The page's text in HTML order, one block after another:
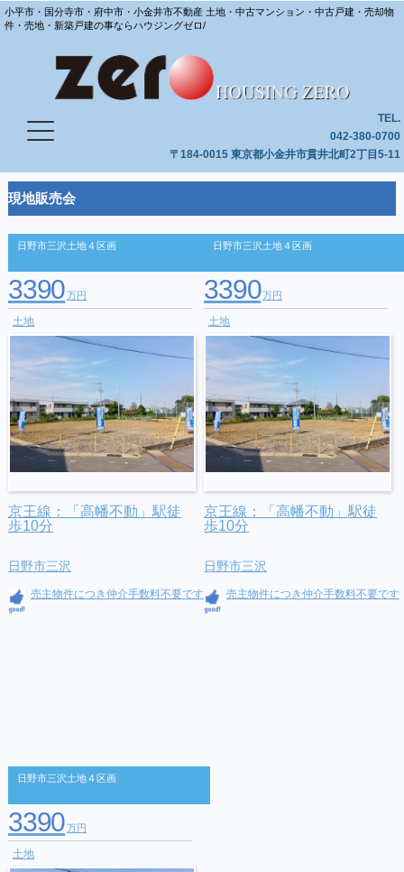
小平市・国分寺市・府中市・小金井市不動産 土地・中古マンション・中古戸建・売却物
件・売地・新築戸建の事ならハウジングゼロ/
TEL.
042-380-0700
〒184-0015 東京都小金井市貫井北町2丁目5-11
現地販売会
日野市三沢土地４区画
3390万円
土地
京王線：「高幡不動」駅徒
歩10分
日野市三沢
売主物件につき仲介手数料不要です
日野市三沢土地４区画
3390万円
土地
京王線：「高幡不動」駅徒
歩10分
日野市三沢
売主物件につき仲介手数料不要です
日野市三沢土地４区画
3390万円
土地